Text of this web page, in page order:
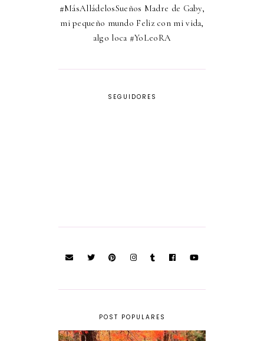
#MásAlládelosSueños Madre de Gaby,
mi pequeño mundo Feliz con mi vida,
algo loca #YoLeoRA
SEGUIDORES
POST POPULARES